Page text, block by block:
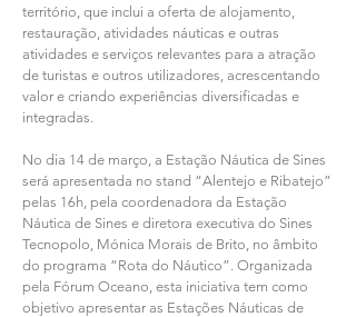
território, que inclui a oferta de alojamento,
restauração, atividades náuticas e outras
atividades e serviços relevantes para a atração
de turistas e outros utilizadores, acrescentando
valor e criando experiências diversificadas e
integradas.
No dia 14 de março, a Estação Náutica de Sines
será apresentada no stand “Alentejo e Ribatejo”
pelas 16h, pela coordenadora da Estação
Náutica de Sines e diretora executiva do Sines
Tecnopolo, Mónica Morais de Brito, no âmbito
do programa “Rota do Náutico”. Organizada
pela Fórum Oceano, esta iniciativa tem como
objetivo apresentar as Estações Náuticas de